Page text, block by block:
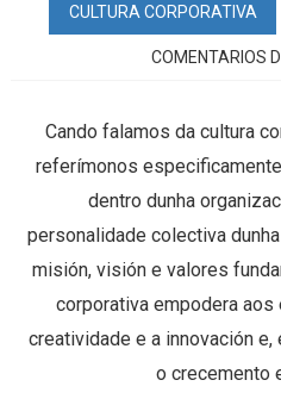
CULTURA CORPORATIVA
COMENTARIOS
Cando falamos da cultura
referímonos
dentro dunha
personalidade colectiva
misión, visión e valores
corporativa empodera
creatividade e a innovación
o crecemento